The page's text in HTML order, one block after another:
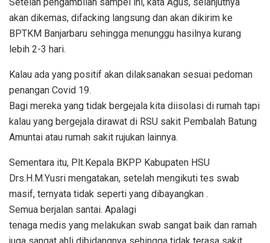
akan dikemas, difacking langsung dan akan dikirim ke
BPTKM Banjarbaru sehingga menunggu hasilnya kurang
lebih 2-3 hari.
Kalau ada yang positif akan dilaksanakan sesuai pedoman
penangan Covid 19.
Bagi mereka yang tidak bergejala kita diisolasi di rumah tapi
kalau yang bergejala dirawat di RSU sakit Pembalah Batung
Amuntai atau rumah sakit rujukan lainnya.
Sementara itu, Plt.Kepala BKPP Kabupaten HSU
Drs.H.M.Yusri mengatakan, setelah mengikuti tes swab
masif, ternyata tidak seperti yang dibayangkan .
Semua berjalan santai. Apalagi
tenaga medis yang melakukan swab sangat baik dan ramah
juga sangat ahli dibidangnya sehingga tidak terasa sakit